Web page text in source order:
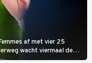
af met vier 25
wacht viermaal de
des Anglais krijgt